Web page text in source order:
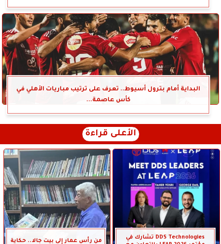
البداية أمام بترول أسيوط.. تعرف على ترتيب مباريات الأهلي في
كأس عاصمة...
الأعلى قراءة
DDS Technologies تشارك في
من رأس عمار إلى بيت جالا.. حكاية